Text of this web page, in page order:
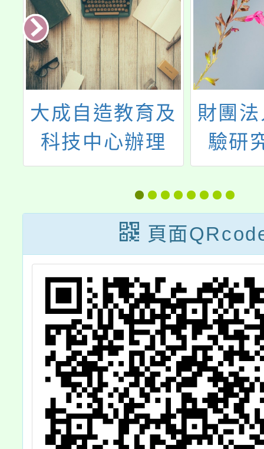
大成自造教育及
科技中心辦理
115年1月份教師
研習，增開「3D
列印教學」
財團
驗研
「世
日暨
月」
頁面